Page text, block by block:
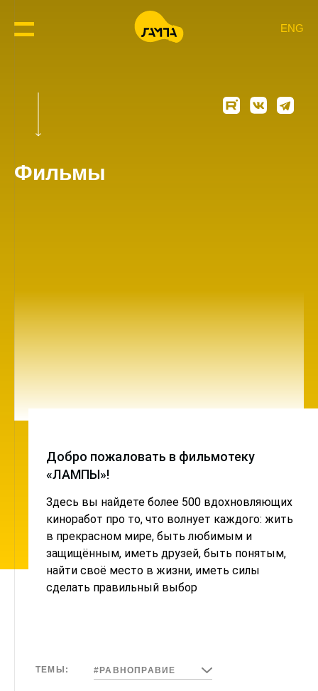
ENG
Фильмы
Добро пожаловать в фильмотеку
«ЛАМПЫ»!
Здесь вы найдете более 500 вдохновляющих
киноработ про то, что волнует каждого: жить
в прекрасном мире, быть любимым и
защищённым, иметь друзей, быть понятым,
найти своё место в жизни, иметь силы
сделать правильный выбор
ТЕМЫ: #РАВНОПРАВИЕ